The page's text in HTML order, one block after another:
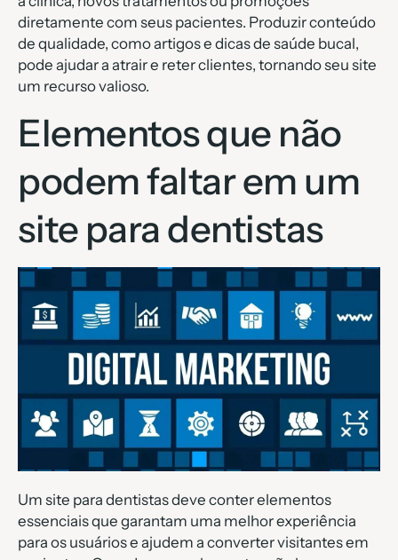
diretamente com seus pacientes. Produzir conteúdo
de qualidade, como artigos e dicas de saúde bucal,
pode ajudar a atrair e reter clientes, tornando seu site
um recurso valioso.
Elementos que não
podem faltar em um
site para dentistas
Um site para dentistas deve conter elementos
essenciais que garantam uma melhor experiência
para os usuários e ajudem a converter visitantes em